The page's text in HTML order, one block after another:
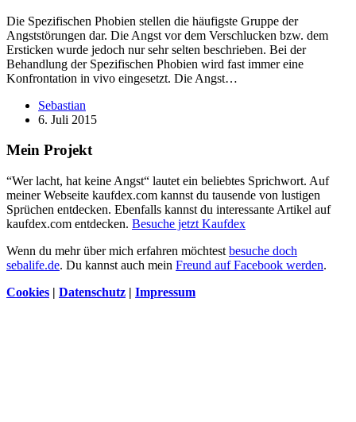
Die Spezifischen Phobien stellen die häufigste Gruppe der
Angststörungen dar. Die Angst vor dem Verschlucken bzw. dem
Ersticken wurde jedoch nur sehr selten beschrieben. Bei der
Behandlung der Spezifischen Phobien wird fast immer eine
Konfrontation in vivo eingesetzt. Die Angst…
Sebastian
6. Juli 2015
Mein Projekt
“Wer lacht, hat keine Angst“ lautet ein beliebtes Sprichwort. Auf
meiner Webseite kaufdex.com kannst du tausende von lustigen
Sprüchen entdecken. Ebenfalls kannst du interessante Artikel auf
kaufdex.com entdecken. Besuche jetzt Kaufdex
Wenn du mehr über mich erfahren möchtest besuche doch
sebalife.de. Du kannst auch mein Freund auf Facebook werden.
Cookies | Datenschutz | Impressum